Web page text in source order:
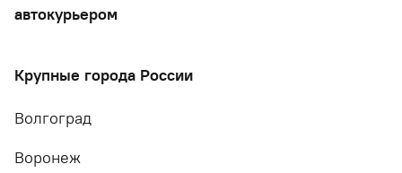
автокурьером
Крупные города России
Волгоград
Воронеж